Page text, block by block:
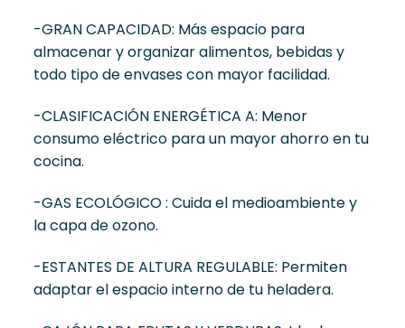
-GRAN CAPACIDAD: Más espacio para
almacenar y organizar alimentos, bebidas y
todo tipo de envases con mayor facilidad.
-CLASIFICACIÓN ENERGÉTICA A: Menor
consumo eléctrico para un mayor ahorro en tu
cocina.
-GAS ECOLÓGICO : Cuida el medioambiente y
la capa de ozono.
-ESTANTES DE ALTURA REGULABLE: Permiten
adaptar el espacio interno de tu heladera.